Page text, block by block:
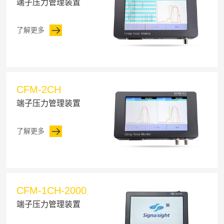
端子压力管理装置
了解更多
CFM-2CH
端子压力管理装置
了解更多
CFM-1CH-2000
端子压力管理装置